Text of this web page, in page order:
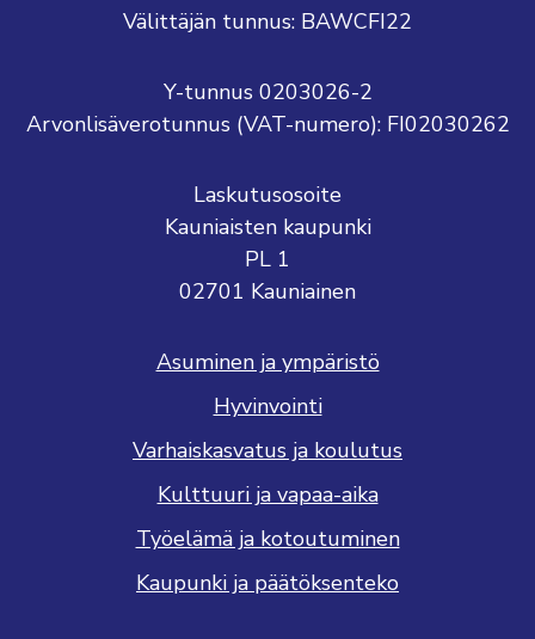
Välittäjän tunnus: BAWCFI22
Y-tunnus 0203026-2
Arvonlisäverotunnus (VAT-numero): FI02030262
Laskutusosoite
Kauniaisten kaupunki
PL 1
02701 Kauniainen
Asuminen ja ympäristö
Hyvinvointi
Varhaiskasvatus ja koulutus
Kulttuuri ja vapaa-aika
Työelämä ja kotoutuminen
Kaupunki ja päätöksenteko